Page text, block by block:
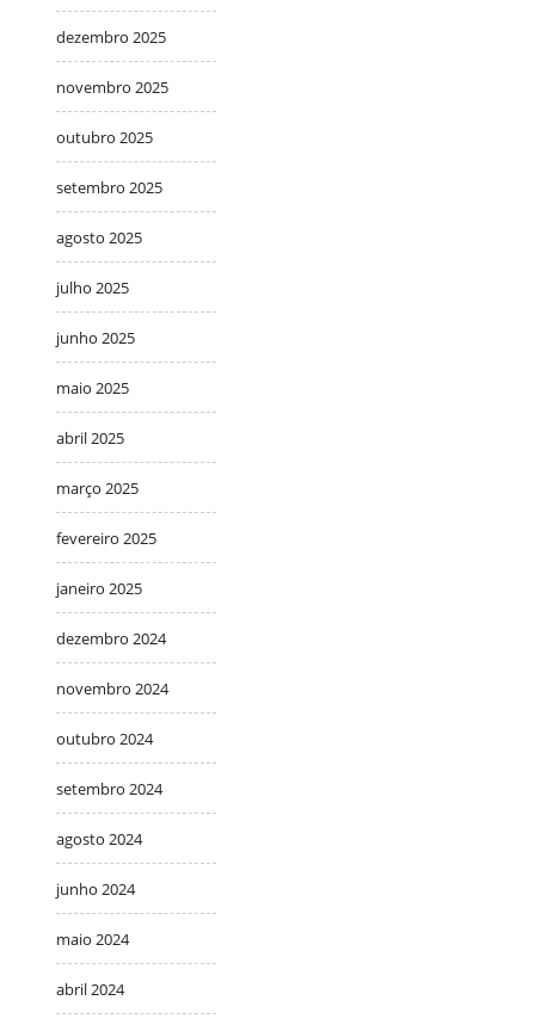
dezembro 2025
novembro 2025
outubro 2025
setembro 2025
agosto 2025
julho 2025
junho 2025
maio 2025
abril 2025
março 2025
fevereiro 2025
janeiro 2025
dezembro 2024
novembro 2024
outubro 2024
setembro 2024
agosto 2024
junho 2024
maio 2024
abril 2024